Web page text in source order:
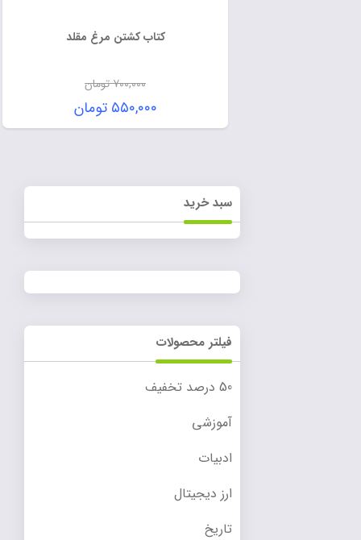
کتاب کشتن مرغ مقلد
۷۰۰,۰۰۰تومان
۵۵۰,۰۰۰تومان
سبد خرید
فیلتر محصولات
50 درصد تخفیف
آموزشی
ادبیات
ارز دیجیتال
تاریخ